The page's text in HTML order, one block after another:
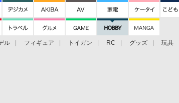
ル フィギュア トイガン RC グッズ 玩具